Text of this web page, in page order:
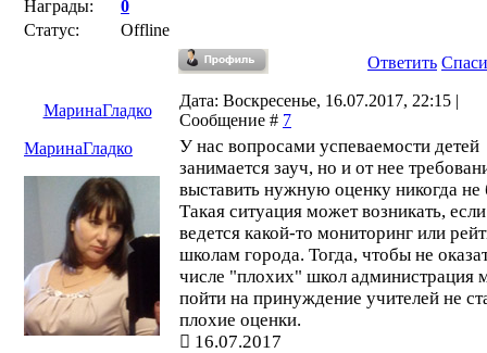
Награды:
0
Статус:
Offline
Ответить
МаринаГладко
Дата: Воскресенье, 16.07.2017, 22:15 |
Сообщение # 7
МаринаГладко
У нас вопросами успеваемости детей
занимается зауч, но и от нее
выставить нужную оценку никогда не
Такая ситуация может возникать, если
ведется какой-то мониторинг или
школам города. Тогда, чтобы не
числе "плохих" школ администрация
пойти на принуждение учителей не
плохие оценки.
16.07.2017